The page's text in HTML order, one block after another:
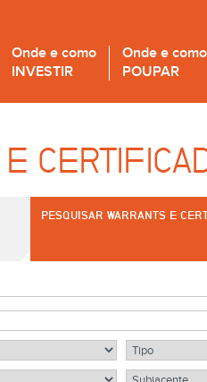
Onde e como
INVESTIR
Onde e como
POUPAR
PESQUISAR WARRANTS E